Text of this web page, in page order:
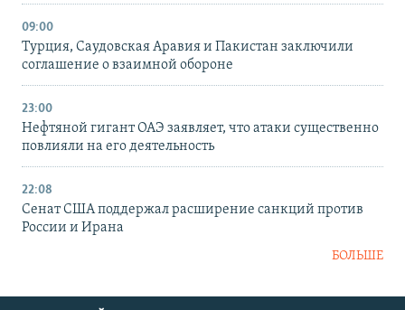
09:00
Турция, Саудовская Аравия и Пакистан заключили
соглашение о взаимной обороне
23:00
Нефтяной гигант ОАЭ заявляет, что атаки существенно
повлияли на его деятельность
22:08
Сенат США поддержал расширение санкций против
России и Ирана
БОЛЬШЕ